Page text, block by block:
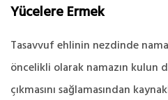
Yücelere Ermek
Tasavvuf ehlinin nezdinde
öncelikli olarak namazın kulun
çıkmasını sağlamasından